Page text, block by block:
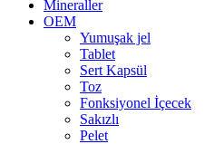
Mineraller
OEM
Yumuşak jel
Tablet
Sert Kapsül
Toz
Fonksiyonel İçecek
Sakızlı
Pelet